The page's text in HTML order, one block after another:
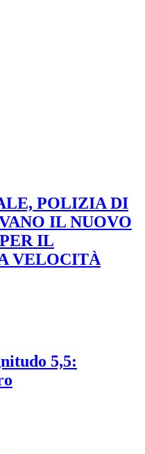
POLIZIA DI
IL NUOVO
IL
VELOCITÀ
5,5: